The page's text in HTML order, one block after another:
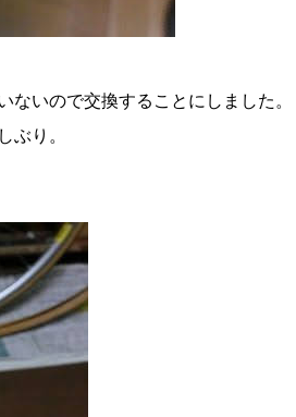
いので交換することにしました。
り。